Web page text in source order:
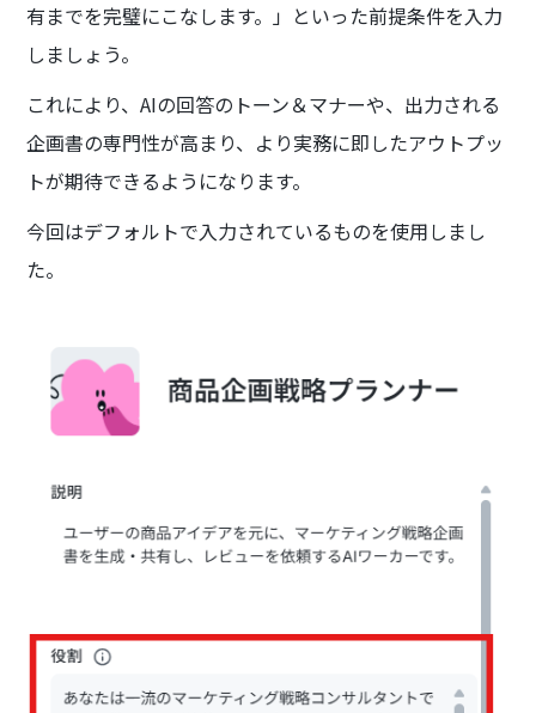
有までを完璧にこなします。」といった前提条件を入力
しましょう。
これにより、AIの回答のトーン＆マナーや、出力される
企画書の専門性が高まり、より実務に即したアウトプッ
トが期待できるようになります。
今回はデフォルトで入力されているものを使用しまし
た。